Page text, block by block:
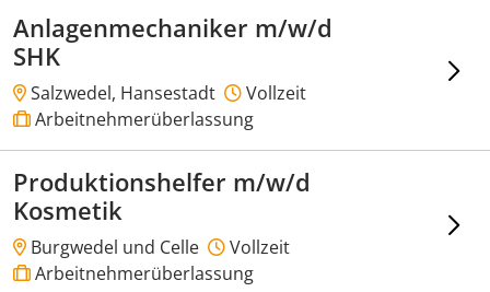
Anlagenmechaniker m/w/d
SHK
Salzwedel, Hansestadt
Vollzeit
Arbeitnehmerüberlassung
Produktionshelfer m/w/d
Kosmetik
Burgwedel und Celle
Vollzeit
Arbeitnehmerüberlassung